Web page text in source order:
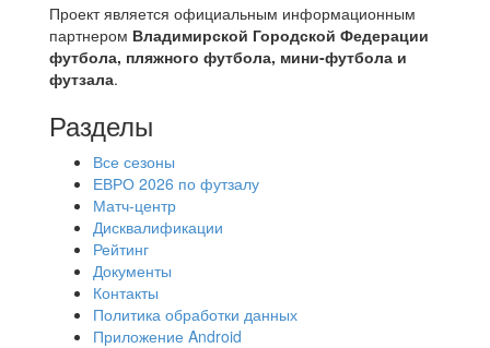
Проект является официальным информационным
партнером Владимирской Городской Федерации
футбола, пляжного футбола, мини-футбола и
футзала.
Разделы
Все сезоны
ЕВРО 2026 по футзалу
Матч-центр
Дисквалификации
Рейтинг
Документы
Контакты
Политика обработки данных
Приложение Android